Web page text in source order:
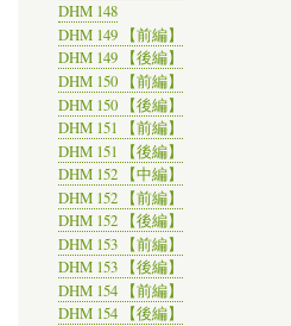
DHM 148
DHM 149 【前編】
DHM 149 【後編】
DHM 150 【前編】
DHM 150 【後編】
DHM 151 【前編】
DHM 151 【後編】
DHM 152 【中編】
DHM 152 【前編】
DHM 152 【後編】
DHM 153 【前編】
DHM 153 【後編】
DHM 154 【前編】
DHM 154 【後編】